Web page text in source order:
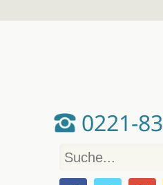
0221-